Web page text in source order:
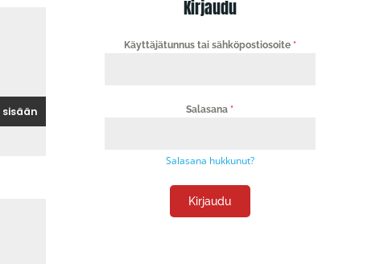
Kirjaudu
Käyttäjätunnus tai sähköpostiosoite *
Salasana*
Salasana hukkunut?
Kirjaudu